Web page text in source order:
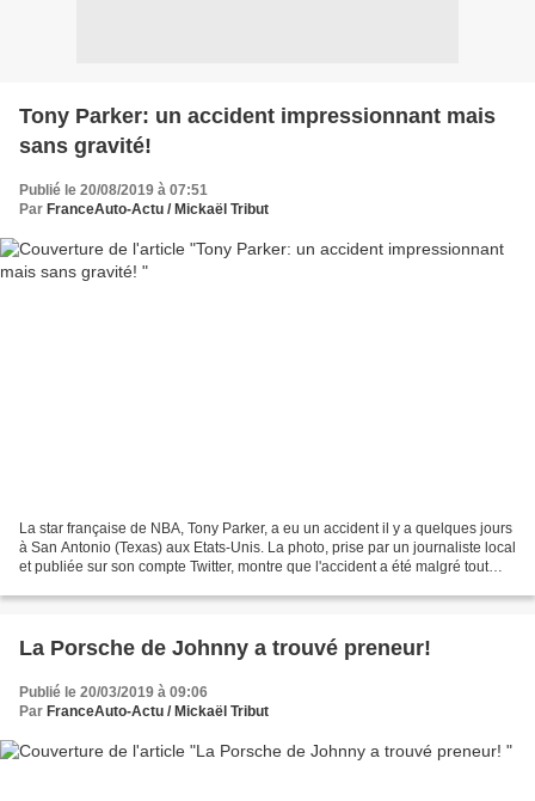
Tony Parker: un accident impressionnant mais
sans gravité!
Publié le 20/08/2019 à 07:51
Par FranceAuto-Actu / Mickaël Tribut
La star française de NBA, Tony Parker, a eu un accident il y a quelques jours
à San Antonio (Texas) aux Etats-Unis. La photo, prise par un journaliste local
et publiée sur son compte Twitter, montre que l'accident a été malgré tout
La Porsche de Johnny a trouvé preneur!
Publié le 20/03/2019 à 09:06
Par FranceAuto-Actu / Mickaël Tribut